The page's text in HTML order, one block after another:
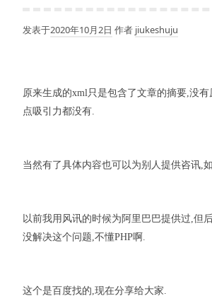
发表于2020年10月2日 作者 jiukeshuju
原来生成的xml只是包含了文章的摘要,没有
点吸引力都没有.
当然有了具体内容也可以为别人提供咨讯,
以前我用风讯的时候为阿里巴巴提供过,但
没解决这个问题,不懂PHP啊.
这个是百度找的,现在分享给大家.